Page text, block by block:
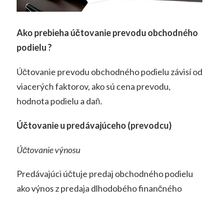
Ako prebieha účtovanie prevodu obchodného
podielu ?
Účtovanie prevodu obchodného podielu závisí od
viacerých faktorov, ako sú cena prevodu,
hodnota podielu a daň.
Účtovanie u predávajúceho (prevodcu)
Účtovanie výnosu
Predávajúci účtuje predaj obchodného podielu
ako výnos z predaja dlhodobého finančného